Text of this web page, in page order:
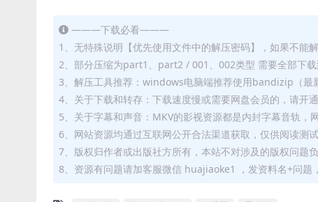
———下载必看———
1、无特殊说明【优先使用文件中的解压密码】，如果不能
2、部分压缩为part1、part2 / 001、002类型 需要全部下载
3、解压工具推荐：windows电脑端推荐使用bandizip（最
4、关于下载和转存：下载速度慢或需要网盘会员的，请开
5、关于字幕和声音：MKV的影视资源都是内封字幕音轨
6、网站资源均通过互联网公开合法渠道获取，仅供阅读测
7、版权归作者或出版社方所有，本站不对涉及的版权问题
8、资源有问题请加客服微信 huajiaoke1 ，发资料名+问题